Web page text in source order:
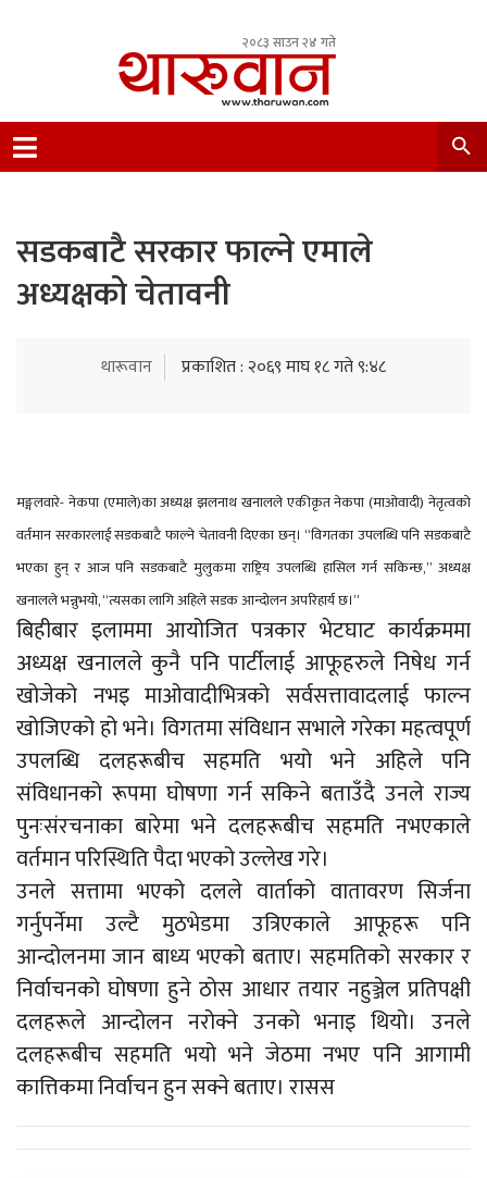
२०८३ साउन २४ गते
Nepal.
सडकबाटै सरकार फाल्ने एमाले
अध्यक्षको चेतावनी
थारूवान प्रकाशित : २०६९ माघ १८ गते ९:४८
मङ्गलवारे- नेकपा (एमाले)का अध्यक्ष झलनाथ खनालले एकीकृत नेकपा (माओवादी) नेतृत्वको
वर्तमान सरकारलाई सडकबाटै फाल्ने चेतावनी दिएका छन्। “विगतका उपलब्धि पनि सडकबाटै
भएका हुन् र आज पनि सडकबाटै मुलुकमा राष्ट्रिय उपलब्धि हासिल गर्न सकिन्छ,” अध्यक्ष
खनालले भन्नुभयो, “त्यसका लागि अहिले सडक आन्दोलन अपरिहार्य छ।”
बिहीबार इलाममा आयोजित पत्रकार भेटघाट कार्यक्रममा
अध्यक्ष खनालले कुनै पनि पार्टीलाई आफूहरुले निषेध गर्न
खोजेको नभइ माओवादीभित्रको सर्वसत्तावादलाई फाल्न
खोजिएको हो भने। विगतमा संविधान सभाले गरेका महत्वपूर्ण
उपलब्धि दलहरूबीच सहमति भयो भने अहिले पनि
संविधानको रूपमा घोषणा गर्न सकिने बताउँदै उनले राज्य
पुनःसंरचनाका बारेमा भने दलहरूबीच सहमति नभएकाले
वर्तमान परिस्थिति पैदा भएको उल्लेख गरे।
उनले सत्तामा भएको दलले वार्ताको वातावरण सिर्जना
गर्नुपर्नेमा उल्टै मुठभेडमा उत्रिएकाले आफूहरू पनि
आन्दोलनमा जान बाध्य भएको बताए। सहमतिको सरकार र
निर्वाचनको घोषणा हुने ठोस आधार तयार नहुञ्जेल प्रतिपक्षी
दलहरूले आन्दोलन नरोक्ने उनको भनाइ थियो। उनले
दलहरूबीच सहमति भयो भने जेठमा नभए पनि आगामी
कात्तिकमा निर्वाचन हुन सक्ने बताए। रासस